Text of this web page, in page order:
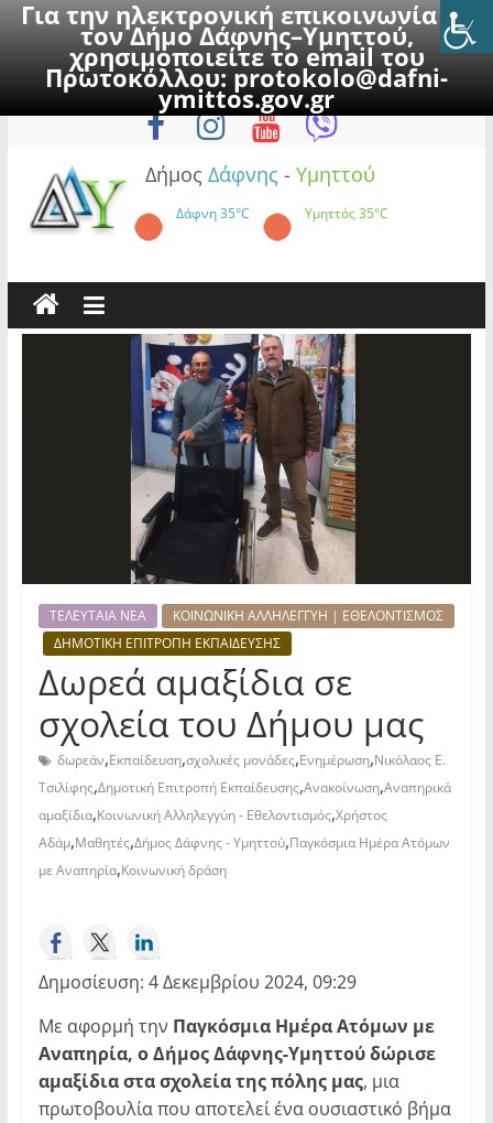
Για την ηλεκτρονική επικοινωνία με
τον Δήμο Δάφνης–Υμηττού,
χρησιμοποιείτε το email του
Πρωτοκόλλου:protokolo@dafni-
ymittos.gov.gr
to
Σάββατο, 8 Αυγούστου 2026
Δήμος Δάφνης - Υμηττού
Δάφνη35°C Υμηττός35°C
ΤΕΛΕΥΤΑΙΑ ΝΕΑ
ΚΟΙΝΩΝΙΚΗ ΑΛΛΗΛΕΓΓΥΗ | ΕΘΕΛΟΝΤΙΣΜΟΣ
ΔΗΜΟΤΙΚΗ ΕΠΙΤΡΟΠΗ ΕΚΠΑΙΔΕΥΣΗΣ
Δωρεά αμαξίδια σε
σχολεία του Δήμου μας
δωρεάν,Εκπαίδευση,σχολικές μονάδες,Ενημέρωση,Νικόλαος Ε.
Τσιλίφης,Δημοτική Επιτροπή Εκπαίδευσης,Ανακοίνωση,Αναπηρικά
αμαξίδια,Κοινωνική Αλληλεγγύη - Εθελοντισμός,Χρήστος
Αδάμ,Μαθητές,Δήμος Δάφνης - Υμηττού,Παγκόσμια Ημέρα Ατόμων
με Αναπηρία,Κοινωνική δράση
Δημοσίευση: 4 Δεκεμβρίου 2024, 09:29
Με αφορμή την Παγκόσμια Ημέρα Ατόμων με
Αναπηρία, ο Δήμος Δάφνης-Υμηττού δώρισε
αμαξίδια στα σχολεία της πόλης μας, μια
πρωτοβουλία που αποτελεί ένα ουσιαστικό βήμα